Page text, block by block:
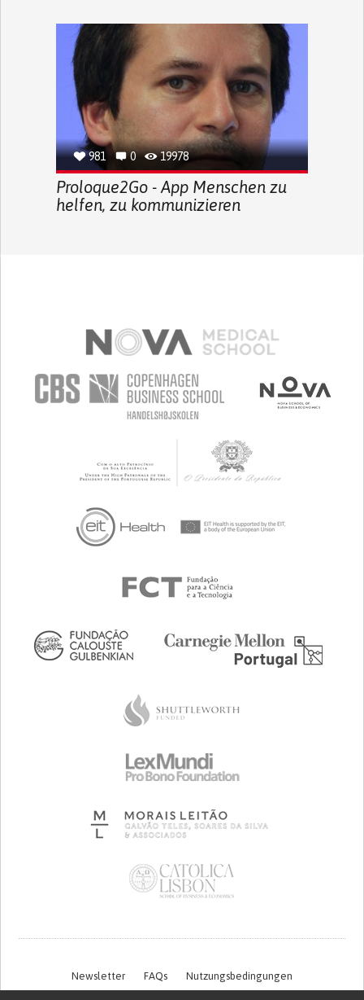
981 0 19978
Proloque2Go - App Menschen zu
helfen, zu kommunizieren
Newsletter FAQs Nutzungsbedingungen